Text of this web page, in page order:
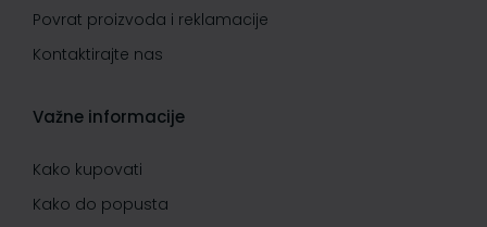
Povrat proizvoda i reklamacije
Kontaktirajte nas
Važne informacije
Kako kupovati
Kako do popusta